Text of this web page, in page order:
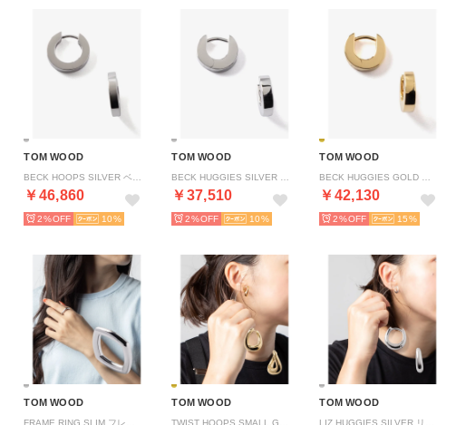
TOM WOOD
￥46,860
2% 10
TOM WOOD
￥37,510
2% 10
TOM WOOD
￥42,130
2% 15
TOM WOOD TOM WOOD TOM WOOD